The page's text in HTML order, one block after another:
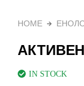
HOME
IN STOCK